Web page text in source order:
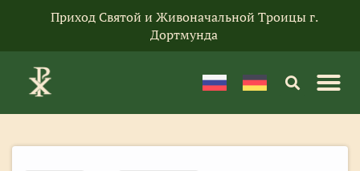
Приход Святой и Живоначальной Троицы г.
Дортмунда